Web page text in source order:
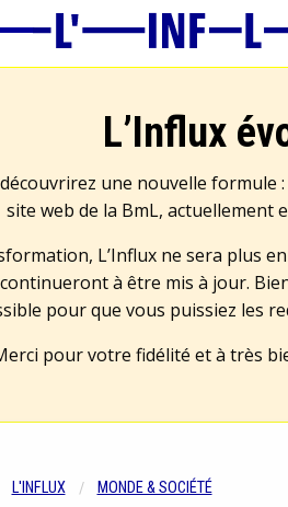
L’Influx
une nouvelle formule
site web de la BmL, actuellement
L’Influx ne sera plus
à être mis à jour.
pour que vous puissiez les
pour votre fidélité et à très
L'INFLUX MONDE & SOCIÉTÉ